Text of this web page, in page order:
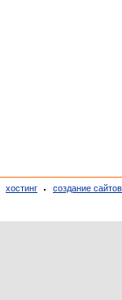
хостинг создание сайтов